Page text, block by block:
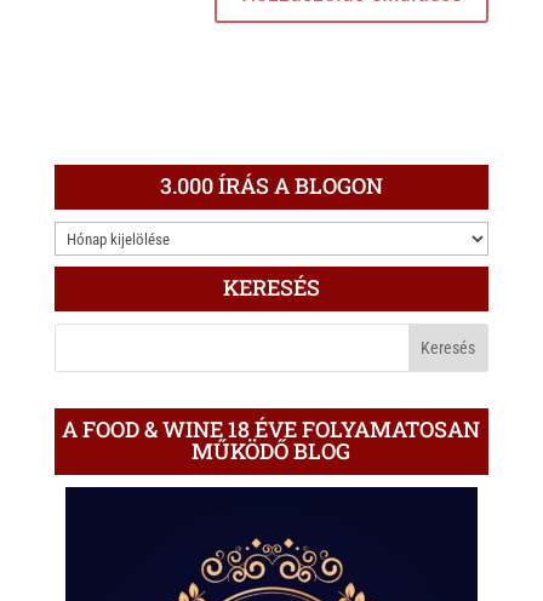
3.000 ÍRÁS A BLOGON
3.000
ÍRÁS
KERESÉS
A FOOD & WINE 18 ÉVE FOLYAMATOSAN
MŰKÖDŐ BLOG